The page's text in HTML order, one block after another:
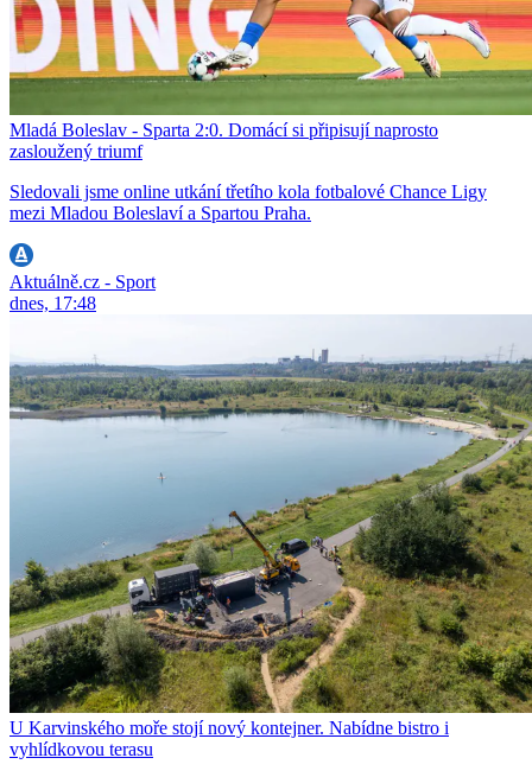
Mladá Boleslav - Sparta 2:0. Domácí si připisují naprosto
zasloužený triumf
Sledovali jsme online utkání třetího kola fotbalové Chance Ligy
mezi Mladou Boleslaví a Spartou Praha.
Aktuálně.cz - Sport
dnes, 17:48
U Karvinského moře stojí nový kontejner. Nabídne bistro i
vyhlídkovou terasu